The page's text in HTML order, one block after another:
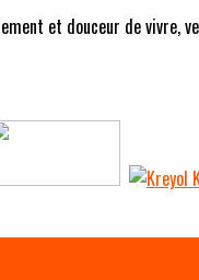
et douceur de vivre,